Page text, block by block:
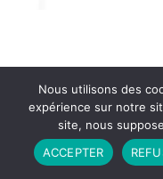
Partenariat
Copyright © 2026 -
Nous utilisons des
expérience sur notre
site, nous
ACCEPTER